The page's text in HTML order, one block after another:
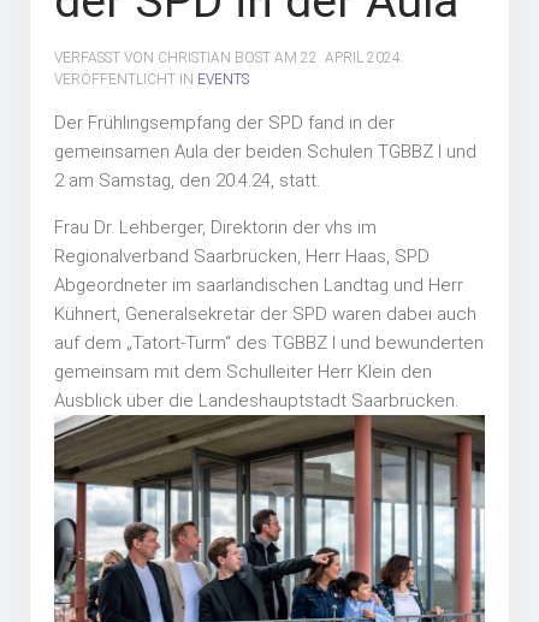
VERFASST VON CHRISTIAN BOST AM 22. APRIL 2024.
VERÖFFENTLICHT IN EVENTS
Der Frühlingsempfang der SPD fand in der
gemeinsamen Aula der beiden Schulen TGBBZ I und
2 am Samstag, den 20.4.24, statt.
Frau Dr. Lehberger, Direktorin der vhs im
Regionalverband Saarbrücken, Herr Haas, SPD
Abgeordneter im saarländischen Landtag und Herr
Kühnert, Generalsekretär der SPD waren dabei auch
auf dem „Tatort-Turm“ des TGBBZ I und bewunderten
gemeinsam mit dem Schulleiter Herr Klein den
Ausblick über die Landeshauptstadt Saarbrücken.